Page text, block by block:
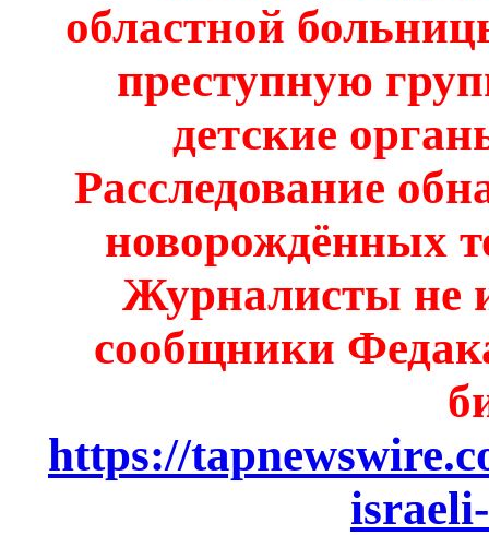
областной
преступную
детские
Расследование
новорождённых
Журналисты не
сообщники
https://